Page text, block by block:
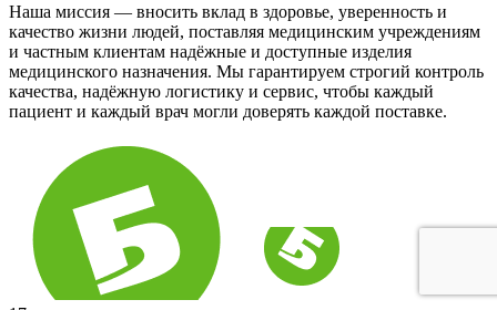
Наша миссия — вносить вклад в здоровье, уверенность и
качество жизни людей, поставляя медицинским учреждениям
и частным клиентам надёжные и доступные изделия
медицинского назначения. Мы гарантируем строгий контроль
качества, надёжную логистику и сервис, чтобы каждый
пациент и каждый врач могли доверять каждой поставке.